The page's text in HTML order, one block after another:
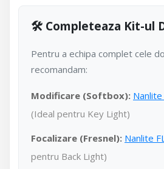
🛠️ Completeaza Kit-ul
Pentru a echipa complet cele
recomandam:
Modificare (Softbox):
(Ideal pentru Key Light)
Focalizare (Fresnel): Nanlite
pentru Back Light)